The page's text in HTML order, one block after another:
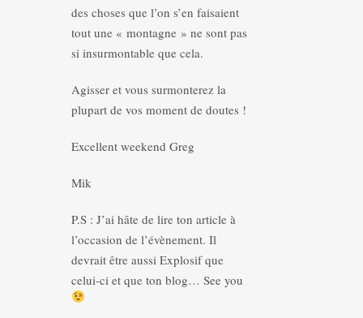
des choses que l’on s’en faisaient
tout une « montagne » ne sont pas
si insurmontable que cela.
Agisser et vous surmonterez la
plupart de vos moment de doutes !
Excellent weekend Greg
Mik
P.S : J’ai hâte de lire ton article à
l’occasion de l’évènement. Il
devrait être aussi Explosif que
celui-ci et que ton blog… See you